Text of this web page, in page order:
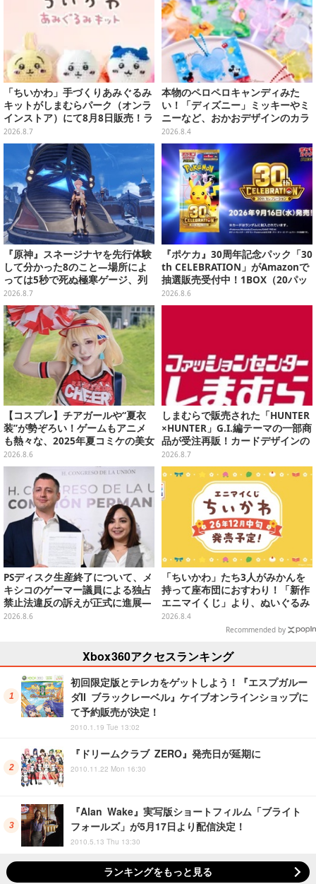
「ちいかわ」手づくりあみぐるみ
キットがしまむらパーク（オンラ
インストア）にて8月8日販売！ラ
インナップ全3種、初心者向きの
編み方で作れちゃう
2026.8.7
本物のペロペロキャンディみた
い！「ディズニー」ミッキーやミ
ニーなど、おかおデザインのカラ
フルチャーム全10種が8月31日発
売
2026.8.4
『原神』スネージナヤを先行体験
して分かった8のこと―場所によ
っては5秒で死ぬ極寒ゲージ、列
車は“ダイナミック途中下車”可能
など自由度高め
2026.8.7
『ポケカ』30周年記念パック「30
th CELEBRATION」がAmazonで
抽選販売受付中！1BOX（20パッ
ク入り）
2026.8.6
【コスプレ】チアガールや“夏衣
装”が勢ぞろい！ゲームもアニメ
も熱々な、2025年夏コミケの美女
レイヤーをプレイバック
2026.8.6
しまむらで販売された「HUNTER
×HUNTER」G.I.編テーマの一部商
品が受注再販！カードデザインの
キーホルダーや、キルアたちのセ
リフ付ソックスなど
2026.8.7
PSディスク生産終了について、メ
キシコのゲーマー議員による独占
禁止法違反の訴えが正式に進展―
「テクノロジーは自由を拡大する
2026.8.6
「ちいかわ」たち3人がみかんを
持って座布団におすわり！「新作
エニマイくじ」より、ぬいぐるみ
画像が初公開
2026.8.4
Recommended by
Xbox360アクセスランキング
初回限定版とテレカをゲットしよう！『エスプガルー
ダII ブラックレーベル』ケイブオンラインショップに
て予約販売が決定！
2010.1.19 Tue 13:02
『ドリームクラブ ZERO』発売日が延期に
2010.11.22 Mon 16:30
『Alan Wake』実写版ショートフィルム「ブライト
フォールズ」が5月17日より配信決定！
2010.5.13 Thu 13:30
ランキングをもっと見る